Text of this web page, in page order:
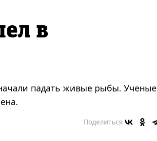
в
падать живые рыбы. Ученые
Поделиться